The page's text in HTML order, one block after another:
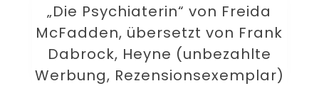
„Die Psychiaterin“ von Freida
McFadden, übersetzt von Frank
Dabrock, Heyne (unbezahlte
Werbung, Rezensionsexemplar)